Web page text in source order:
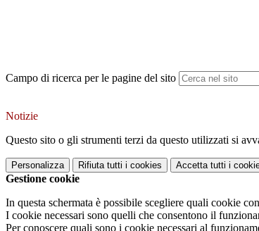
Campo di ricerca per le pagine del sito
Notizie
Questo sito o gli strumenti terzi da questo utilizzati si
Personalizza Rifiuta tutti i cookies Accetta tutti i
Gestione cookie
In questa schermata è possibile scegliere quali cookie
I cookie necessari sono quelli che consentono il
Per conoscere quali sono i cookie necessari al